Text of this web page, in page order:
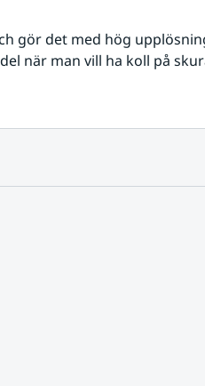
gör det med hög
när man vill ha koll på